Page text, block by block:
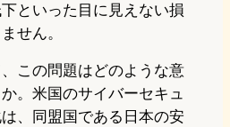
といった目に見えない損
せん。
この問題はどのような意
。米国のサイバーセキュ
、同盟国である日本の安